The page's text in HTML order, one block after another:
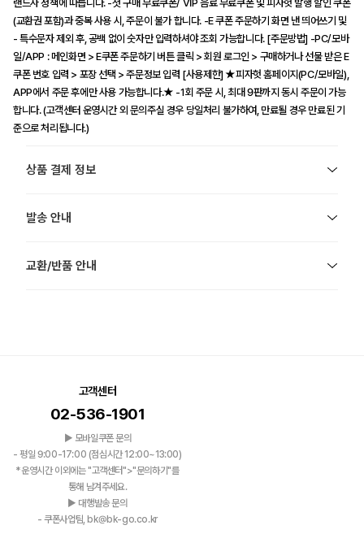
랜드사 정책에 따릅니다. -첫 구매 무료쿠폰/ VIP 음료 무료쿠폰 및 피자헛 발행 할인 쿠폰
(교환권 포함)과 중복 사용 시, 주문이 불가 합니다. -E 쿠폰 주문하기 화면 낸 띄어쓰기 및
- 특수문자 제외 후, 공백 없이 숫자만 입력하셔야 조회 가능합니다. [주문방법] -PC/모바
일/APP : 메인화면 > E쿠폰 주문하기 버튼 클릭 > 회원 로그인 > 구매하거나 선물 받은 E
쿠폰 번호 입력 > 포장 선택 > 주문정보 입력 [사용제한] ★피자헛 홈페이지(PC/모바일),
APP에서 주문 후에만 사용 가능합니다.★ -1회 주문 시, 최대 9판까지 동시 주문이 가능
합니다. (고객센터 운영시간 외 문의주실 경우 당일처리 불가하여, 만료될 경우 만료된 기
준으로 처리됩니다.)
상품 결제 정보
발송 안내
교환/반품 안내
고객센터
02-536-1901
▶ 모바일쿠폰 문의
- 평일 9:00-17:00 (점심시간 12:00~13:00)
*운영시간 이외에는 "고객센터">"문의하기"를
통해 남겨주세요.
▶ 대행발송 문의
- 쿠폰사업팀, bk@bk-go.co.kr